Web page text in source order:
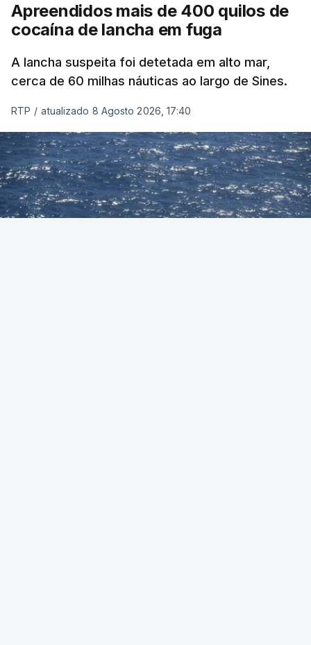
Apreendidos mais de 400 quilos de
cocaína de lancha em fuga
A lancha suspeita foi detetada em alto mar,
cerca de 60 milhas náuticas ao largo de Sines.
RTP / atualizado 8 Agosto 2026, 17:40